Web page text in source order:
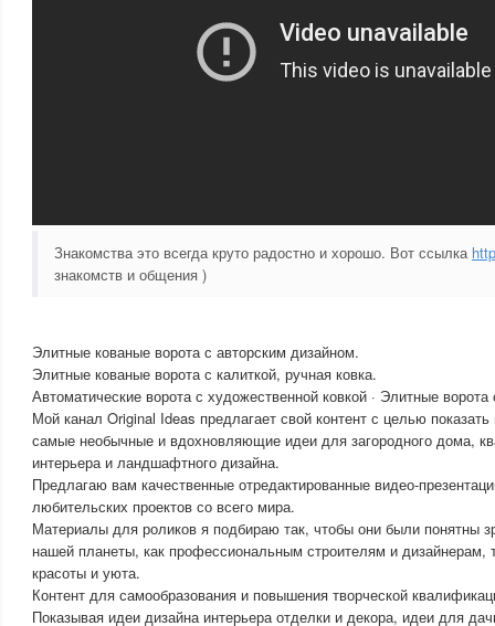
Знакомства это всегда круто радостно и хорошо. Вот ссылка
знакомств и общения )
Элитные кованые ворота с авторским дизайном.
Элитные кованые ворота с калиткой, ручная ковка.
Автоматические ворота с художественной ковкой · Элитные
Мой канал Original Ideas предлагает свой контент с целью
самые необычные и вдохновляющие идеи для загородного дома,
интерьера и ландшафтного дизайна.
Предлагаю вам качественные отредактированные видео-
любительских проектов со всего мира.
Материалы для роликов я подбираю так, чтобы они были понятны
нашей планеты, как профессиональным строителям и дизайнерам,
красоты и уюта.
Контент для самообразования и повышения творческой
Показывая идеи дизайна интерьера отделки и декора, идеи для